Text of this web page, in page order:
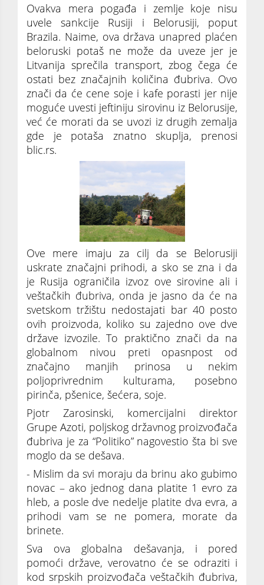
Ovakva mera pogađa i zemlje koje nisu
uvele sankcije Rusiji i Belorusiji, poput
Brazila. Naime, ova država unapred plaćen
beloruski potaš ne može da uveze jer je
Litvanija sprečila transport, zbog čega će
ostati bez značajnih količina đubriva. Ovo
znači da će cene soje i kafe porasti jer nije
moguće uvesti jeftiniju sirovinu iz Belorusije,
već će morati da se uvozi iz drugih zemalja
gde je potaša znatno skuplja, prenosi
blic.rs.
Ove mere imaju za cilj da se Belorusiji
uskrate značajni prihodi, a sko se zna i da
je Rusija ograničila izvoz ove sirovine ali i
veštačkih đubriva, onda je jasno da će na
svetskom tržištu nedostajati bar 40 posto
ovih proizvoda, koliko su zajedno ove dve
države izvozile. To praktično znači da na
globalnom nivou preti opasnpost od
značajno manjih prinosa u nekim
poljoprivrednim kulturama, posebno
pirinča, pšenice, šećera, soje.
Pjotr Zarosinski, komercijalni direktor
Grupe Azoti, poljskog državnog proizvođača
đubriva je za “Politiko” nagovestio šta bi sve
moglo da se dešava.
- Mislim da svi moraju da brinu ako gubimo
novac – ako jednog dana platite 1 evro za
hleb, a posle dve nedelje platite dva evra, a
prihodi vam se ne pomera, morate da
brinete.
Sva ova globalna dešavanja, i pored
pomoći države, verovatno će se odraziti i
kod srpskih proizvođača veštačkih đubriva,